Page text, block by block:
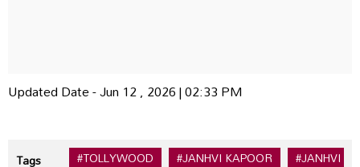
Updated Date - Jun 12 , 2026 | 02:33 PM
Tags #TOLLYWOOD #JANHVI KAPOOR #JANHVI